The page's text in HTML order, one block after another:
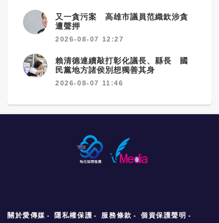
又一貪污案 高雄市議員范織欽涉貪
遭聲押
2026-08-07 12:27
賴清德連續敲打彰化議長、縣長 國
民黨地方諸侯別想獨善其身
2026-08-07 11:46
關於愛傳媒 隱私權保護 服務條款 個資保護聲明